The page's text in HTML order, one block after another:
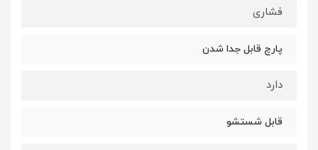
فشاری
پارچ قابل جدا شدن
دارد
قابل شستشو